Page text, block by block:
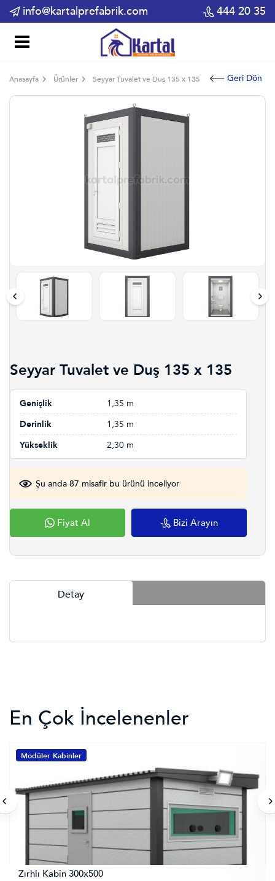
info@kartalprefabrik.com 444 20 35
Anasayfa Ürünler Seyyar Tuvalet ve Duş 135 x 135 Geri Dön
Seyyar Tuvalet ve Duş 135 x 135
Genişlik
1,35 m
Derinlik
1,35 m
Yükseklik
2,30 m
Şu anda 87 misafir bu ürünü inceliyor
Fiyat Al Bizi Arayın
Detay
En Çok İncelenenler
Modüler Kabinler
Zırhlı Kabin 300x500